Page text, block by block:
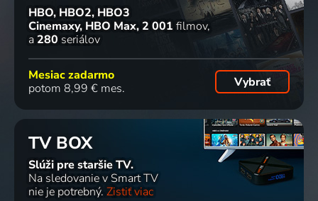
HBO, HBO2, HBO3
Cinemaxy, HBO Max 2 001 filmov
a 280 seriálov
Mesiac zadarmo
potom 8,99 € mes.
Vybrať
TV BOX
Slúži pre staršie TV.
Na sledovanie v Smart TV
nie je potrebný. Zistiť viac